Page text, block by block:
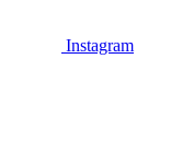
Instagram